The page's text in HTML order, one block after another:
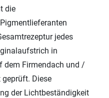
die
jedes
in
dem Firmendach und /
geprüft. Diese
der Lichtbeständigkeit